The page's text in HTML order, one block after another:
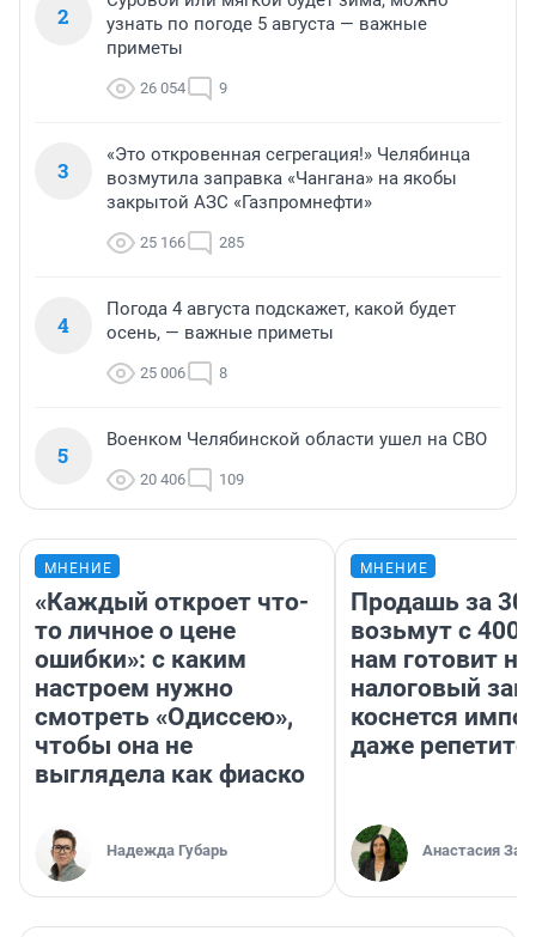
2
узнать по погоде 5 августа — важные
приметы
26 054 9
3
«Это откровенная сегрегация!» Челябинца
возмутила заправка «Чангана» на якобы
закрытой АЗС «Газпромнефти»
25 166 285
4
Погода 4 августа подскажет, какой будет
осень, — важные приметы
25 006 8
5
Военком Челябинской области ушел на СВО
20 406 109
МНЕНИЕ
«Каждый откроет что-
то личное о цене
ошибки»: с каким
настроем нужно
смотреть «Одиссею»,
чтобы она не
выглядела как фиаско
Надежда Губарь
МНЕНИЕ
Продашь за
возьмут с
нам готовит
налоговый
коснется
даже
Анастасия